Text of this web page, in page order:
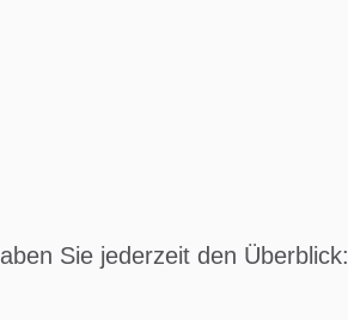
Sie jederzeit den Überblick: